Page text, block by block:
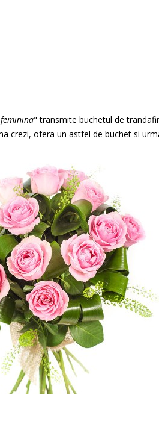
" transmite buchetul de
crezi, ofera un astfel de buchet si